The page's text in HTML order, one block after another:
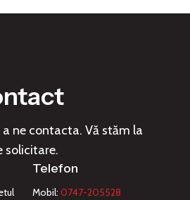
ne contacta. Vă stăm la
solicitare.
Telefon
Mobil: 0747-205528